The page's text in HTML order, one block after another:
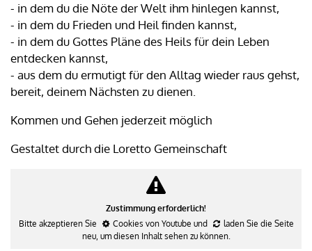
- in dem du die Nöte der Welt ihm hinlegen kannst,
- in dem du Frieden und Heil finden kannst,
- in dem du Gottes Pläne des Heils für dein Leben
entdecken kannst,
- aus dem du ermutigt für den Alltag wieder raus gehst,
bereit, deinem Nächsten zu dienen.
Kommen und Gehen jederzeit möglich
Gestaltet durch die Loretto Gemeinschaft
Zustimmung erforderlich!
Bitte akzeptieren Sie
Cookies von Youtube und
laden Sie die Seite
neu, um diesen Inhalt sehen zu können.